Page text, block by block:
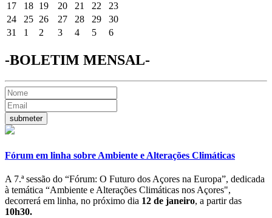
17
18 19 20 21 22
23
24
25 26 27 28 29
30
31
1 2 3 4 5 6
-BOLETIM MENSAL-
Fórum em linha sobre Ambiente e Alterações Climáticas
A 7.ª sessão do “Fórum: O Futuro dos Açores na Europa”, dedicada
à temática “Ambiente e Alterações Climáticas nos Açores",
decorrerá em linha, no próximo dia 12 de janeiro, a partir das
10h30.